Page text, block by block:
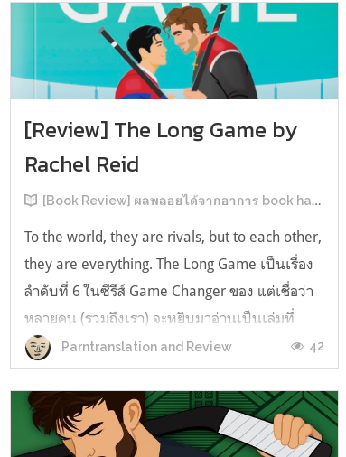
homeในใจฉัน ตัวตนคุณก็ยังอบอ...
[Review] The Long Game by
Rachel Reid
[Book Review] ผลพลอยได้จากอาการ book hangover หลังอ่านสารพัน MM Romance
To the world, they are rivals, but to each other,
they are everything. The Long Game เป็นเรื่อง
ลำดับที่ 6 ในซีรีส์ Game Changer ของ แต่เชื่อว่า
หลายคน (รวมถึงเรา) จะหยิบมาอ่านเป็นเล่มที่
2หลังจากอ่าน Heated Rivalry มา555 เรื่องย่อ:
The Long Game เล่ม Long Game นี่จะเป็น
ประมาณ2 ปีหลังจาก HR จะดำเนินเ...
Parntranslation and Review 42